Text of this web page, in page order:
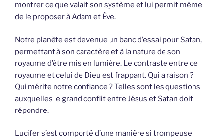
montrer ce que valait son système et lui permit même
de le proposer à Adam et Ève.
Notre planète est devenue un banc d’essai pour Satan,
permettant à son caractère et à la nature de son
royaume d’être mis en lumière. Le contraste entre ce
royaume et celui de Dieu est frappant. Qui a raison ?
Qui mérite notre confiance ? Telles sont les questions
auxquelles le grand conflit entre Jésus et Satan doit
répondre.
Lucifer s’est comporté d’une manière si trompeuse